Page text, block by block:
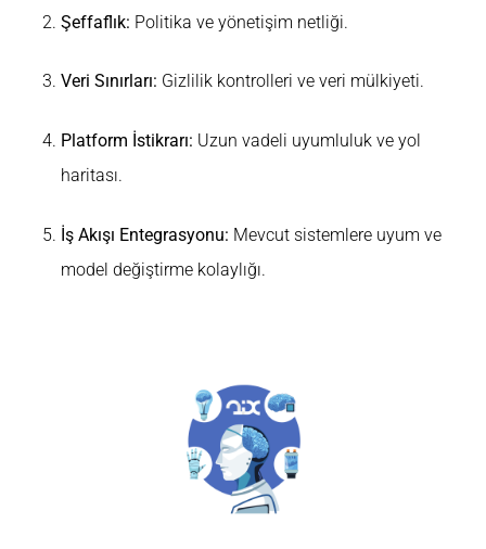
Şeffaflık: Politika ve yönetişim netliği.
Veri Sınırları: Gizlilik kontrolleri ve veri mülkiyeti.
Platform İstikrarı: Uzun vadeli uyumluluk ve yol
haritası.
İş Akışı Entegrasyonu: Mevcut sistemlere uyum ve
model değiştirme kolaylığı.